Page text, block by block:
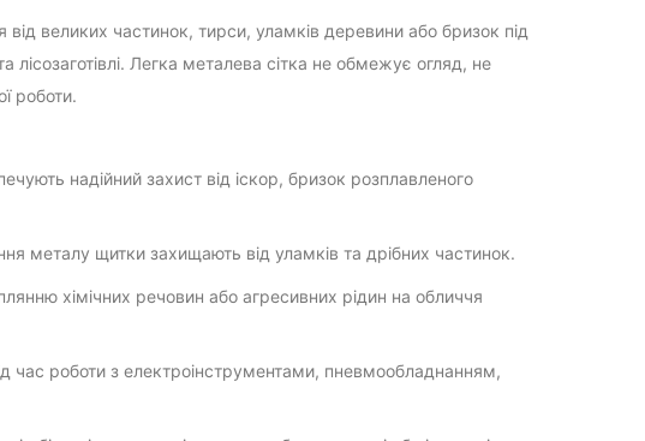
великих частинок, тирси, уламків деревини або бризок під
Легка металева сітка не обмежує огляд, не
роботи.
надійний захист від іскор, бризок розплавленого
металу щитки захищають від уламків та дрібних частинок.
хімічних речовин або агресивних рідин на обличчя
час роботи з електроінструментами, пневмообладнанням,